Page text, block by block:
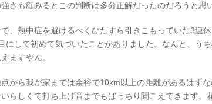
さも顧みるとこの判断は多分正解だったのだろうと思
、熱中症を避けるべくひたすら引きこもっていた3連
にして初めて気づいたことがありました。なんと、う
ますやん。
から我が家までは余裕で10km以上の距離があるはず
らしくて打ち上げ音までもばっちり聞こえてきます。